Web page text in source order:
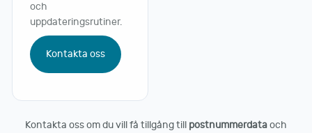
och
uppdateringsrutiner.
Kontakta oss
Kontakta oss om du vill få tillgång till postnummerdataoch